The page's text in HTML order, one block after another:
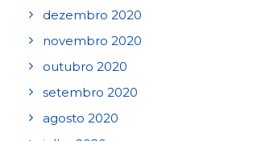
dezembro 2020
novembro 2020
outubro 2020
setembro 2020
agosto 2020